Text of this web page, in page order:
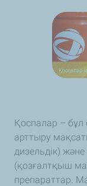
Қоспалар – бұл
арттыру
дизельдік)
(қозғалтқыш
препараттар.